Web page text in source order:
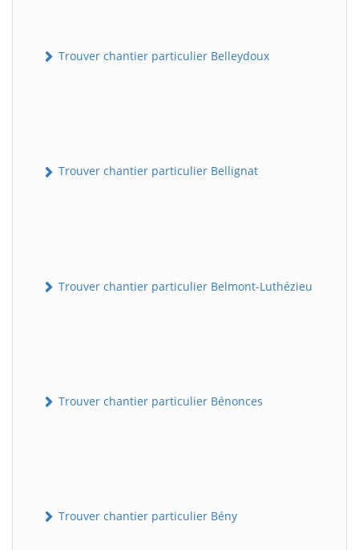
Trouver chantier particulier Belleydoux
Trouver chantier particulier Bellignat
Trouver chantier particulier Belmont-Luthézieu
Trouver chantier particulier Bénonces
Trouver chantier particulier Bény